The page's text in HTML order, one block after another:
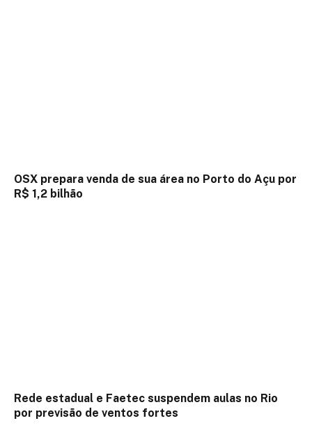
OSX prepara venda de sua área no Porto do Açu por
R$ 1,2 bilhão
Rede estadual e Faetec suspendem aulas no Rio
por previsão de ventos fortes